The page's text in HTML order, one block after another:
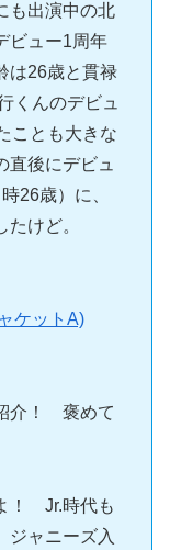
も出演中の北
ビュー1周年
は26歳と貫禄
くんのデビュ
ことも大きな
後にデビュ
26歳）に、
けど。
ケットA)
介！ 褒めて
！ Jr.時代も
ジャニーズ入